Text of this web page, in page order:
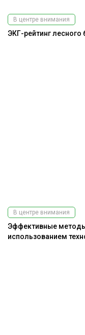
В центре внимания
ЭКГ-рейтинг лесного
В центре внимания
Эффективные
использованием